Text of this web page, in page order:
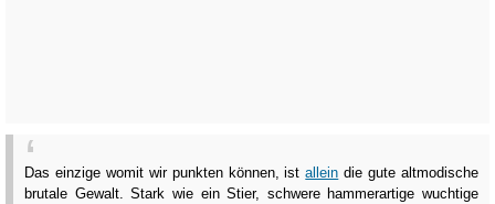
Das einzige womit wir punkten können, istallein die gute altmodische
brutale Gewalt. Stark wie ein Stier, schwere hammerartige wuchtige